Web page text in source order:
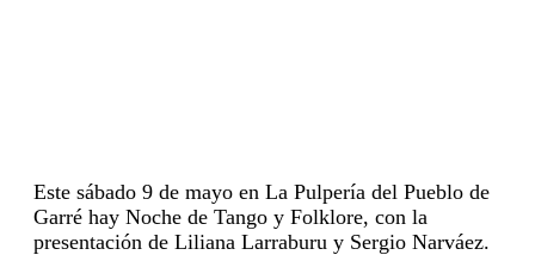
Este sábado 9 de mayo en La Pulpería del Pueblo de
Garré hay Noche de Tango y Folklore, con la
presentación de Liliana Larraburu y Sergio Narváez.